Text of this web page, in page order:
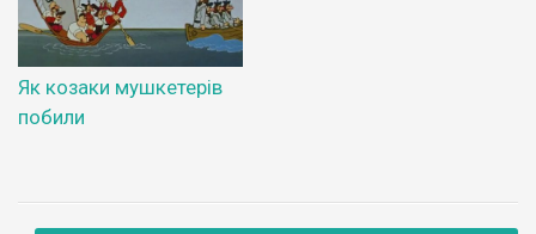
Як козаки мушкетерів
побили